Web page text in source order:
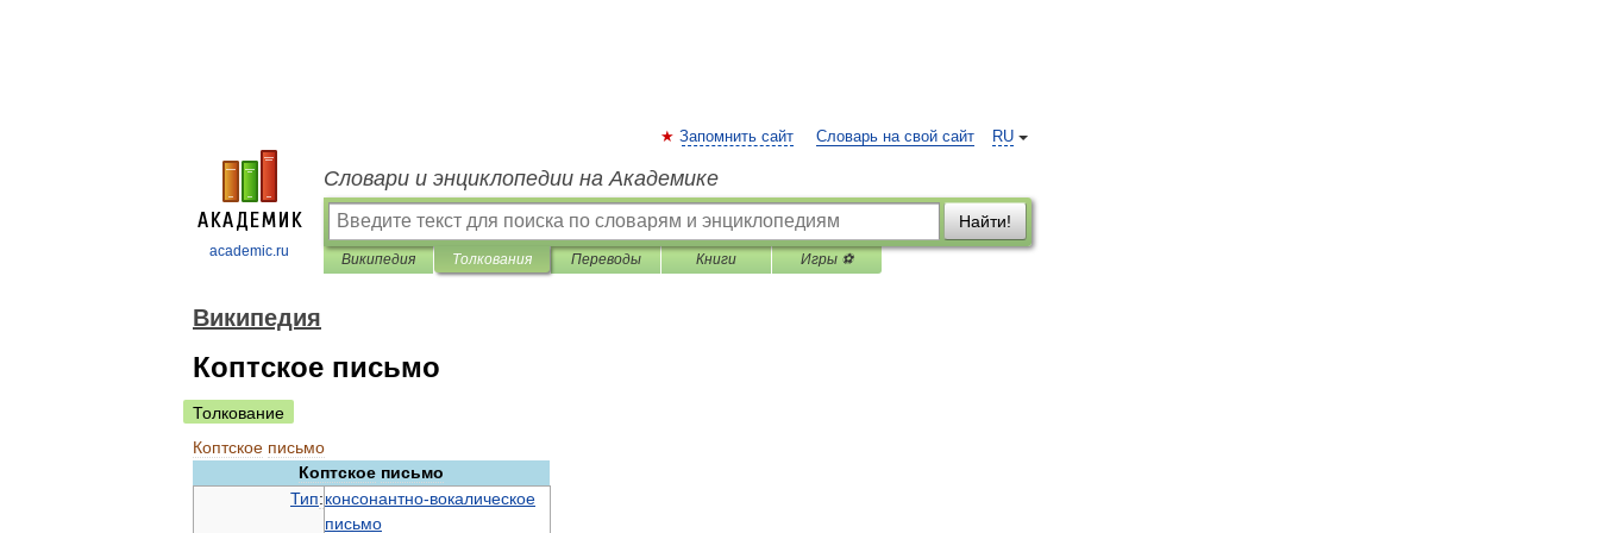
academic.ru
RU
Запомнить сайт Словарь на свой сайт
Словари и энциклопедии на Академике
Найти!
Википедия Толкования Переводы Книги Игры ⚽
Википедия
Коптское письмо
Толкование
Коптское письмо
Коптское письмо
Тип:консонантно-вокалическое
письмо